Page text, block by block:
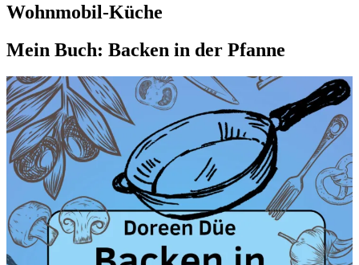
Wohnmobil-Küche
Mein Buch: Backen in der Pfanne